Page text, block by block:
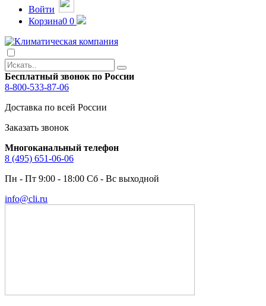
Войти
Корзина0 0
Бесплатный звонок по России
8-800-533-87-06
Доставка по всей России
Заказать звонок
Многоканальный телефон
8 (495) 651-06-06
Пн - Пт 9:00 - 18:00 Сб - Вс выходной
info@cli.ru